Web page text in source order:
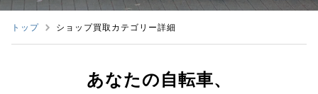
トップ ショップ買取カテゴリー詳細
あなたの自転車、